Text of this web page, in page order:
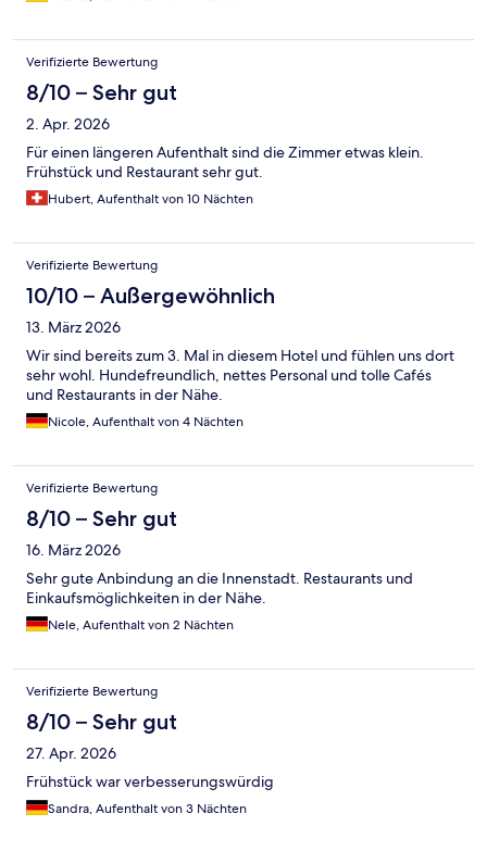
Verifizierte Bewertung
8/10 – Sehr gut
2. Apr. 2026
Für einen längeren Aufenthalt sind die Zimmer etwas klein.
Frühstück und Restaurant sehr gut.
Hubert, Aufenthalt von 10 Nächten
Verifizierte Bewertung
10/10 – Außergewöhnlich
13. März 2026
Wir sind bereits zum 3. Mal in diesem Hotel und fühlen uns dort
sehr wohl. Hundefreundlich, nettes Personal und tolle Cafés
und Restaurants in der Nähe.
Nicole, Aufenthalt von 4 Nächten
Verifizierte Bewertung
8/10 – Sehr gut
16. März 2026
Sehr gute Anbindung an die Innenstadt. Restaurants und
Einkaufsmöglichkeiten in der Nähe.
Nele, Aufenthalt von 2 Nächten
Verifizierte Bewertung
8/10 – Sehr gut
27. Apr. 2026
Frühstück war verbesserungswürdig
Sandra, Aufenthalt von 3 Nächten